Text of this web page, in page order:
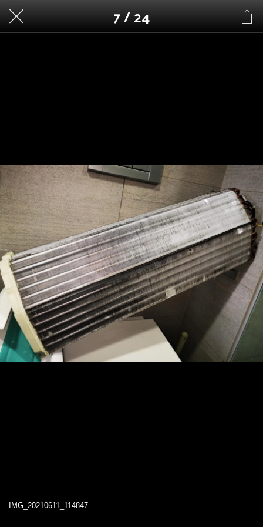
7 / 24
IMG_20210611_114847